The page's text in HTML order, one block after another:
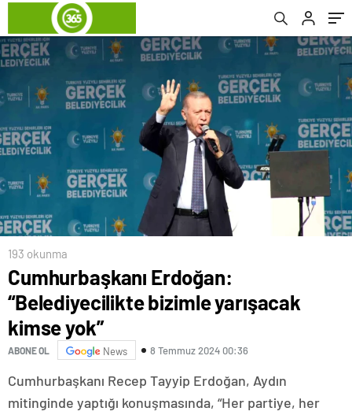
193 okunma
Cumhurbaşkanı Erdoğan:
“Belediyecilikte bizimle yarışacak
kimse yok”
ABONE OL News 8 Temmuz 2024 00:36
Cumhurbaşkanı Recep Tayyip Erdoğan, Aydın
mitinginde yaptığı konuşmasında, “Her partiye, her